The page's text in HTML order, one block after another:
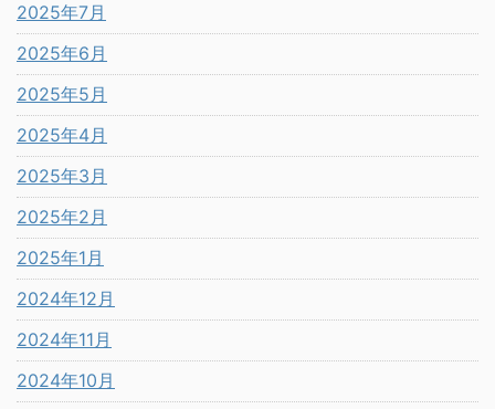
2025年7月
2025年6月
2025年5月
2025年4月
2025年3月
2025年2月
2025年1月
2024年12月
2024年11月
2024年10月